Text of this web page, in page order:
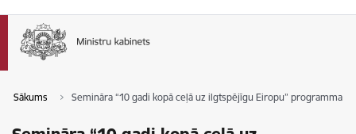
Sākums Semināra “10 gadi kopā ceļā uz ilgtspējīgu Eiropu” programma